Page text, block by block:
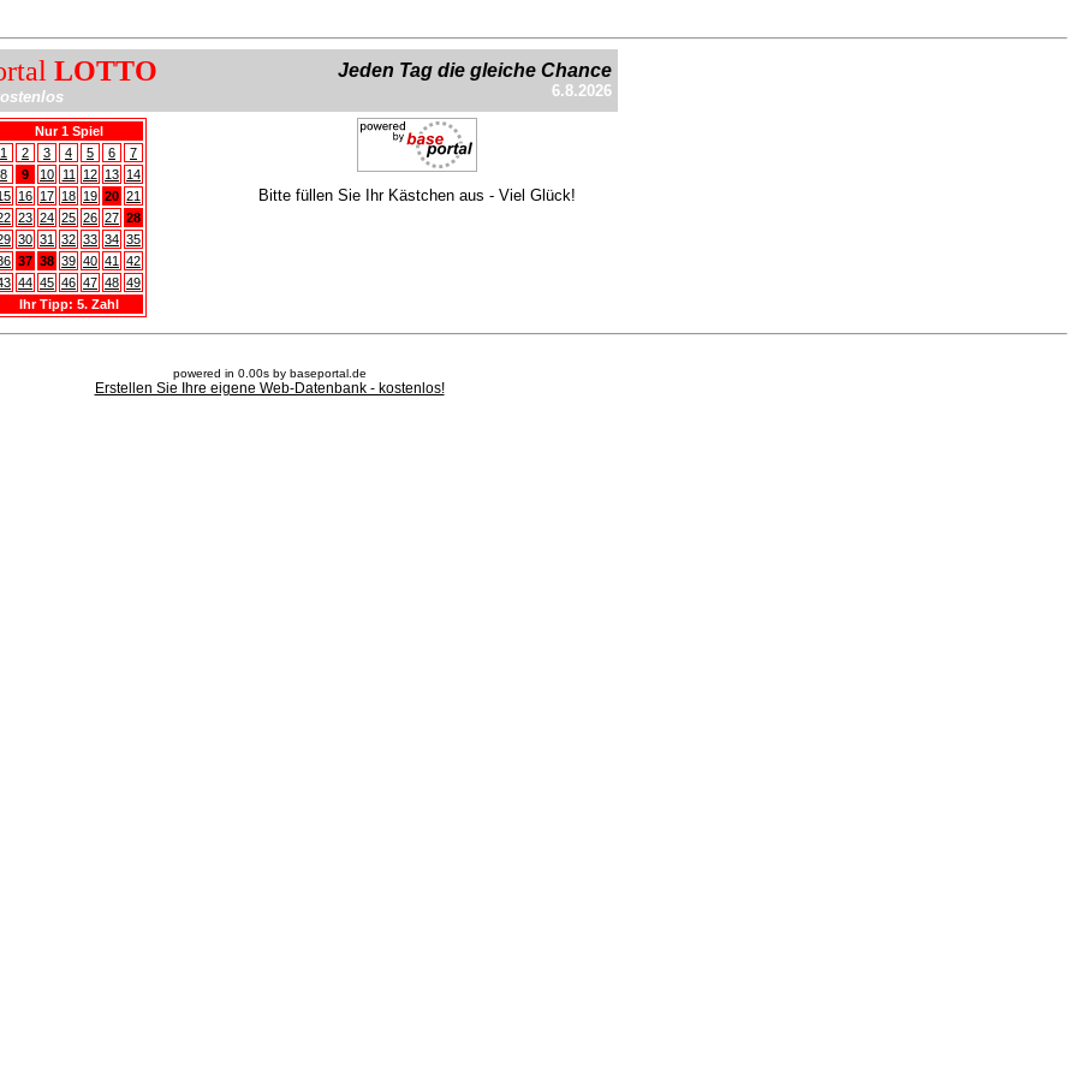
LOTTO Jeden Tag die gleiche Chance
6.8.2026
Nur 1 Spiel
1
2 3 4 5 6
7
8
9 10 11 12 13 14
16 17 18 19 20 21
23 24 25 26 27 28
30 31 32 33 34 35
37 38 39 40 41
42
44 45 46 47 48 49
Ihr Tipp: 5. Zahl
Bitte füllen Sie Ihr Kästchen aus - Viel Glück!
powered in 0.00s by baseportal.de
Erstellen Sie Ihre eigene Web-Datenbank - kostenlos!